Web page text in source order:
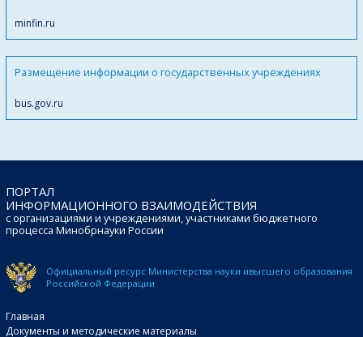
minfin.ru
Размещение информации о государственных учреждениях
bus.gov.ru
ПОРТАЛ
ИНФОРМАЦИОННОГО ВЗАИМОДЕЙСТВИЯ
с организациями и учреждениями, участниками бюджетного
процесса Минобрнауки России
Официальный ресурс Министерства науки ивысшего образования
Российской Федерации
Главная
Документы и методические материалы